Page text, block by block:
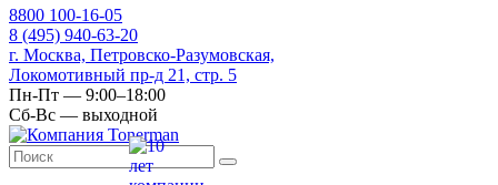
8800 100-16-05
8 (495) 940-63-20
г. Москва, Петровско-Разумовская,
Локомотивный пр-д 21, стр. 5
Пн-Пт — 9:00–18:00
Сб-Вс — выходной